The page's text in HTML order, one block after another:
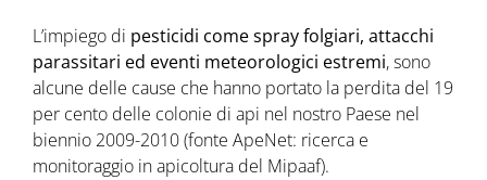
L’impiego di pesticidi comespray folgiari, attacchi
parassitari ed eventi meteorologici estremi, sono
alcune delle cause che hanno portato la perdita del 19
per cento delle colonie di api nel nostro Paese nel
biennio 2009-2010 (fonte ApeNet: ricerca e
monitoraggio in apicoltura del Mipaaf).